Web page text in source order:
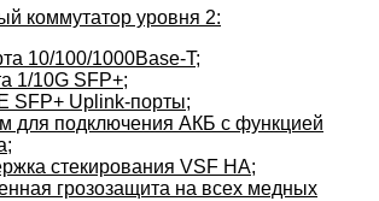
коммутатор уровня 2:
10/100/1000Base-T;
1/10G SFP+;
SFP+ Uplink-порты;
для подключения АКБ с функцией
стекирования VSF HA;
грозозащита на всех медных